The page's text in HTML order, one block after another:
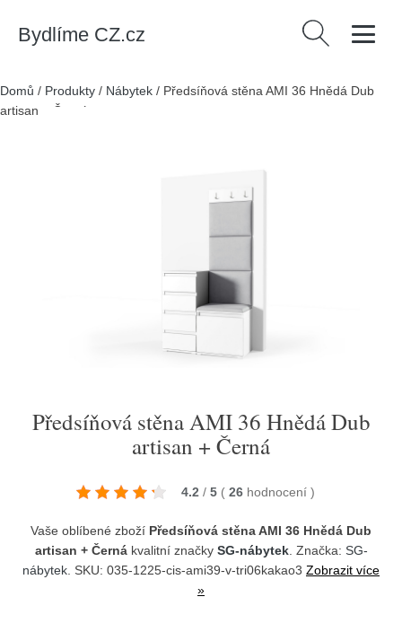
Bydlíme CZ.cz Vyhledávání
Domů / Produkty / Nábytek / Předsíňová stěna AMI 36 Hnědá Dub
artisan + Černá
Předsíňová stěna AMI 36 Hnědá Dub
artisan + Černá
4.2 / 5 ( 26 hodnocení )
Vaše oblíbené zboží Předsíňová stěna AMI 36 Hnědá Dub
artisan + Černákvalitní značky SG-nábytek. Značka: SG-
nábytek . SKU: 035-1225-cis-ami39-v-tri06kakao3 Zobrazit více
»